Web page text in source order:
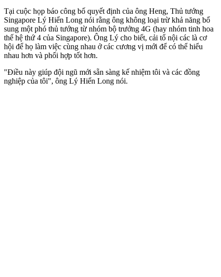
Tại cuộc họp báo công bố quyết định của ông Heng, Thủ tướng
Singapore Lý Hiển Long nói rằng ông không loại trừ khả năng bổ
sung một phó thủ tướng từ nhóm bộ trưởng 4G (hay nhóm tinh hoa
thế hệ thứ 4 của Singapore). Ông Lý cho biết, cải tổ nội các là cơ
hội để họ làm việc cùng nhau ở các cương vị mới để có thể hiểu
nhau hơn và phối hợp tốt hơn.
"Điều này giúp đội ngũ mới sẵn sàng kế nhiệm tôi và các đồng
nghiệp của tôi", ông Lý Hiển Long nói.